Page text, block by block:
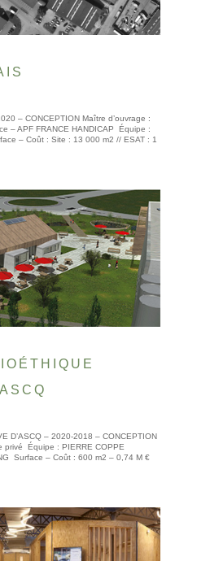
– CONCEPTION Maître d’ouvrage :
– APF FRANCE HANDICAP Équipe :
– Coût : Site : 13 000 m2 // ESAT : 1
D’ASCQ – 2020-2018 – CONCEPTION
privé Équipe : PIERRE COPPE
Surface – Coût : 600 m2 – 0,74 M €